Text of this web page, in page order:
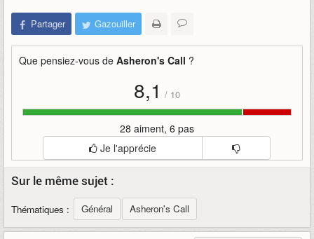
Partager Gazouiller
Que pensiez-vous de Asheron's Call ?
8,1 / 10
28 aiment, 6 pas
Je l'apprécie
Sur le même sujet :
Thématiques : Général Asheron's Call